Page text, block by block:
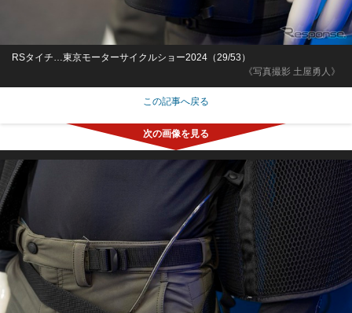
《写真撮影 土屋勇人》
RSタイチ…東京モーターサイクルショー2024（29/53）
この記事へ戻る